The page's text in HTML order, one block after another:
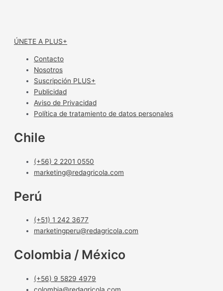
ÚNETE A PLUS+
Contacto
Nosotros
Suscripción PLUS+
Publicidad
Aviso de Privacidad
Política de tratamiento de datos personales
Chile
(+56) 2 2201 0550
marketing@redagricola.com
Perú
(+51) 1 242 3677
marketingperu@redagricola.com
Colombia / México
(+56) 9 5829 4979